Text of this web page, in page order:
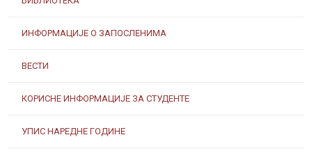
ИНФОРМАЦИЈЕ О ЗАПОСЛЕНИМА
ВЕСТИ
КОРИСНЕ ИНФОРМАЦИЈЕ ЗА СТУДЕНТЕ
УПИС НАРЕДНЕ ГОДИНЕ